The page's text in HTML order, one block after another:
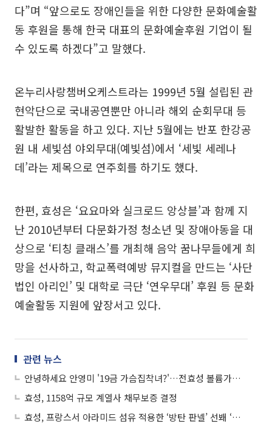
다”며 “앞으로도 장애인들을 위한 다양한 문화예술활
동 후원을 통해 한국 대표의 문화예술후원 기업이 될
수 있도록 하겠다”고 말했다.
온누리사랑챔버오케스트라는 1999년 5월 설립된 관
현악단으로 국내공연뿐만 아니라 해외 순회무대 등
활발한 활동을 하고 있다. 지난 5월에는 반포 한강공
원 내 세빛섬 야외무대(예빛섬)에서 ‘세빛 세레나
데’라는 제목으로 연주회를 하기도 했다.
한편, 효성은 ‘요요마와 실크로드 앙상블’과 함께 지
난 2010년부터 다문화가정 청소년 및 장애아동을 대
상으로 ‘티칭 클래스’를 개최해 음악 꿈나무들에게 희
망을 선사하고, 학교폭력예방 뮤지컬을 만드는 ‘사단
법인 아리인’ 및 대학로 극단 ‘연우무대’ 후원 등 문화
예술활동 지원에 앞장서고 있다.
관련 뉴스
안녕하세요 안영미 '19금 가슴집착녀?'…전효성 볼륨가슴 '누르고 쓸어내리고...'
효성, 1158억 규모 계열사 채무보증 결정
효성, 프랑스서 아라미드 섬유 적용한 ‘방탄 판넬’ 선봬 ‘눈길’